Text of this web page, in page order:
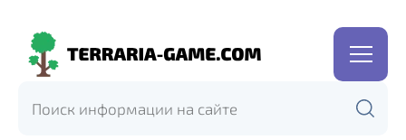
Terraria-